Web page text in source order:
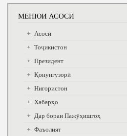
МЕНЮИ АСОСӢ
Асосӣ
Тоҷикистон
Президент
Қонунгузорӣ
Нигористон
Хабарҳо
Дар бораи Пажӯҳишгоҳ
Фаъолият